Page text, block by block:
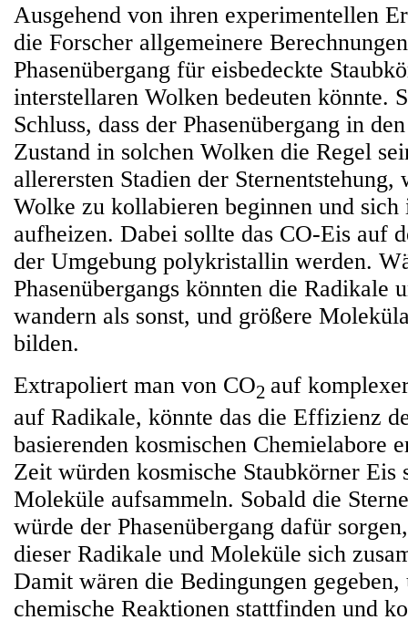
Ausgehend von ihren experimentellen
die Forscher allgemeinere
Phasenübergang für eisbedeckte
interstellaren Wolken bedeuten könnte.
Schluss, dass der Phasenübergang in
Zustand in solchen Wolken die Regel
allerersten Stadien der Sternentstehung,
Wolke zu kollabieren beginnen und sich
aufheizen. Dabei sollte das CO-Eis auf
der Umgebung polykristallin werden.
Phasenübergangs könnten die Radikale
wandern als sonst, und größere
bilden.
Extrapoliert man von CO2 auf
auf Radikale, könnte das die Effizienz
basierenden kosmischen Chemielabore
Zeit würden kosmische Staubkörner Eis
Moleküle aufsammeln. Sobald die
würde der Phasenübergang dafür
dieser Radikale und Moleküle sich
Damit wären die Bedingungen gegeben,
chemische Reaktionen stattfinden und